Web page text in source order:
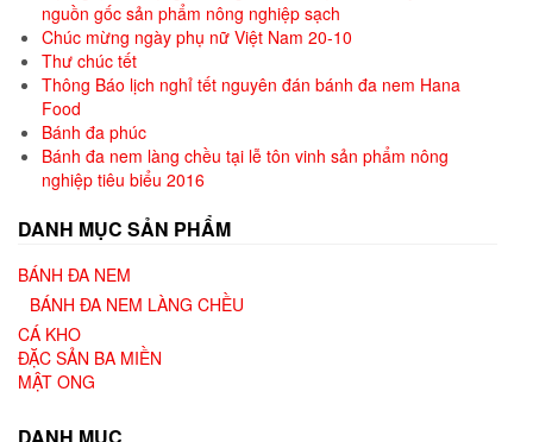
nguồn gốc sản phẩm nông nghiệp sạch
Chúc mừng ngày phụ nữ Việt Nam 20-10
Thư chúc tết
Thông Báo lịch nghỉ tết nguyên đán bánh đa nem Hana
Food
Bánh đa phúc
Bánh đa nem làng chều tại lễ tôn vinh sản phẩm nông
nghiệp tiêu biểu 2016
DANH MỤC SẢN PHẨM
BÁNH ĐA NEM
BÁNH ĐA NEM LÀNG CHỀU
CÁ KHO
ĐẶC SẢN BA MIỀN
MẬT ONG